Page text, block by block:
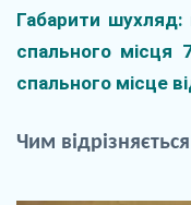
Габарити
спального місця
спального місце
Чим відрізняється